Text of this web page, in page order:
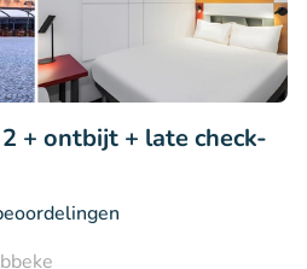
+ ontbijt + late check-